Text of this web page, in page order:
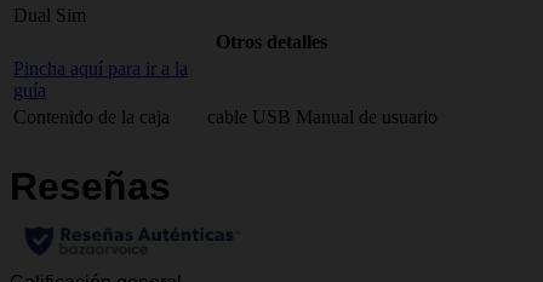
Dual Sim
Otros detalles
Pincha aquí para ir a la
guía
Contenido de la caja
cable USB Manual de usuario